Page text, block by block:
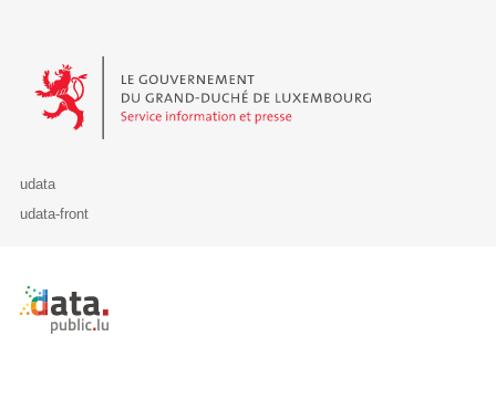
Le Gouvernement du Grand-Duché de Luxembourg - Service
udata
udata-front
Retour à l'accueil de data.public.lu